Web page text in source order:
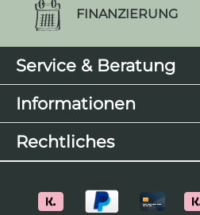
FINANZIERUNG
Service & Beratung
Informationen
Rechtliches